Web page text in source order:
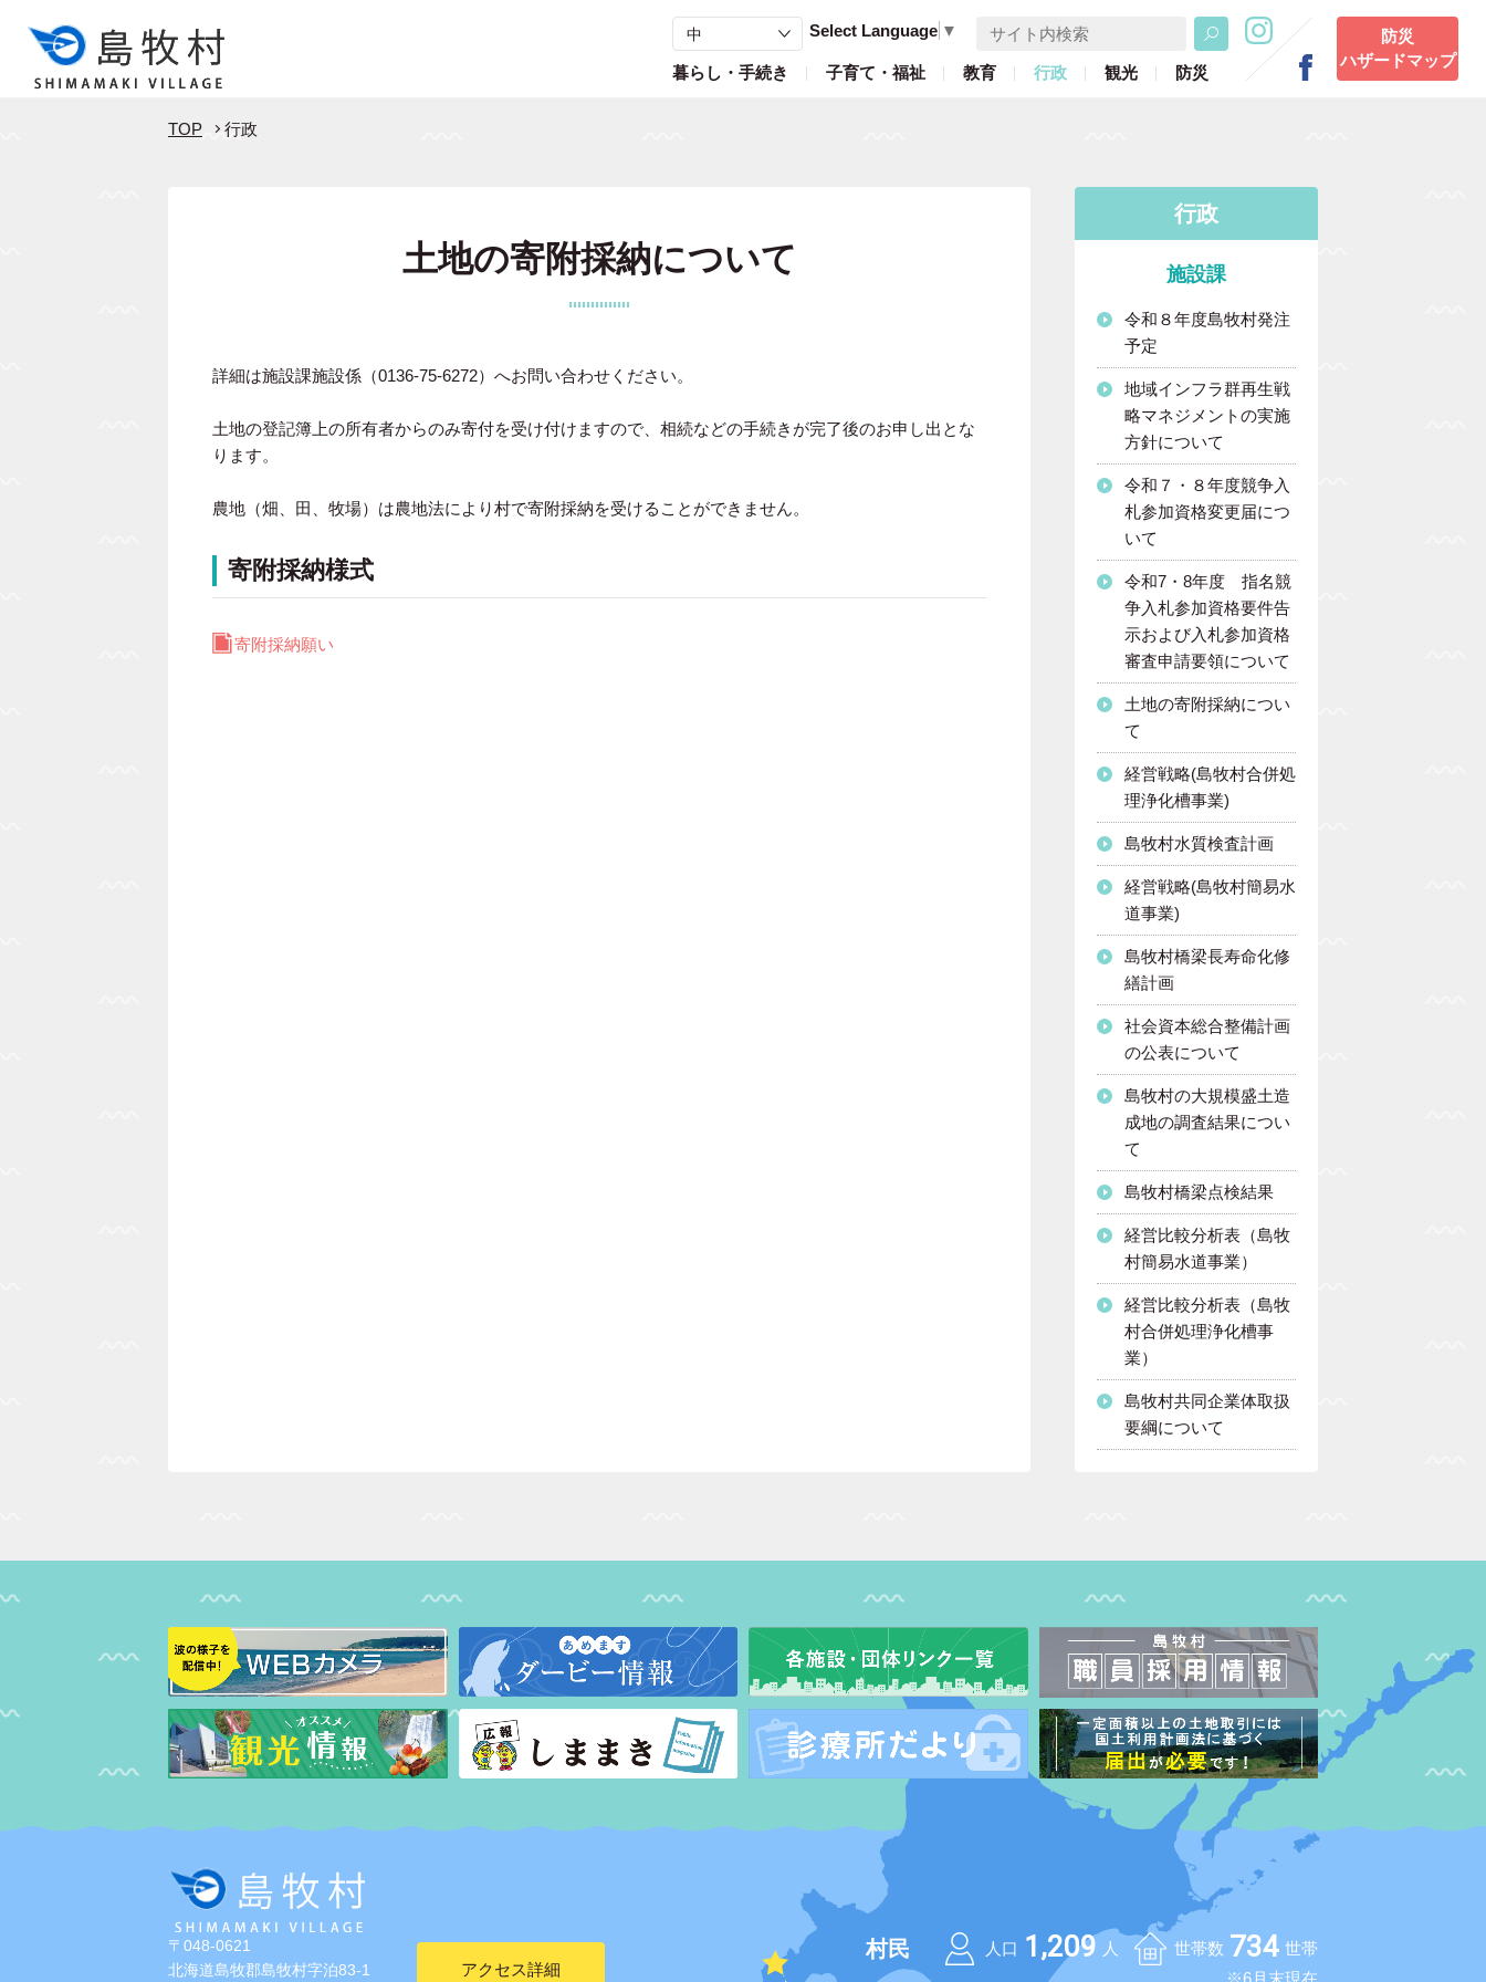
暮らし・手続き 子育て・福祉 教育 行政 観光 防災
Select Language ▼
防災
ハザードマップ
TOP 行政
土地の寄附採納について
詳細は施設課施設係（0136-75-6272）へお問い合わせください。
土地の登記簿上の所有者からのみ寄付を受け付けますので、相続などの手続きが完了後のお申し出とな
ります。
農地（畑、田、牧場）は農地法により村で寄附採納を受けることができません。
寄附採納様式
寄附採納願い
行政
施設課
令和８年度島牧村発注
予定
地域インフラ群再生戦
略マネジメントの実施
方針について
令和７・８年度競争入
札参加資格変更届につ
いて
令和7・8年度 指名競
争入札参加資格要件告
示および入札参加資格
審査申請要領について
土地の寄附採納につい
て
経営戦略(島牧村合併処
理浄化槽事業)
島牧村水質検査計画
経営戦略(島牧村簡易水
道事業)
島牧村橋梁長寿命化修
繕計画
社会資本総合整備計画
の公表について
島牧村の大規模盛土造
成地の調査結果につい
て
島牧村橋梁点検結果
経営比較分析表（島牧
村簡易水道事業）
経営比較分析表（島牧
村合併処理浄化槽事
業）
島牧村共同企業体取扱
要綱について
〒048-0621
北海道島牧郡島牧村字泊83-1
アクセス詳細
村民 人口 1,209 人 世帯数 734 世帯
※6月末現在